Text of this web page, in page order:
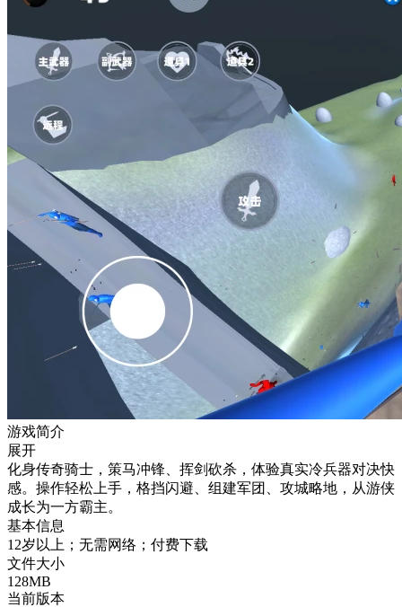
游戏简介
展开
化身传奇骑士，策马冲锋、挥剑砍杀，体验真实冷兵器对决快
感。操作轻松上手，格挡闪避、组建军团、攻城略地，从游侠
成长为一方霸主。
基本信息
12岁以上；无需网络；付费下载
文件大小
128MB
当前版本